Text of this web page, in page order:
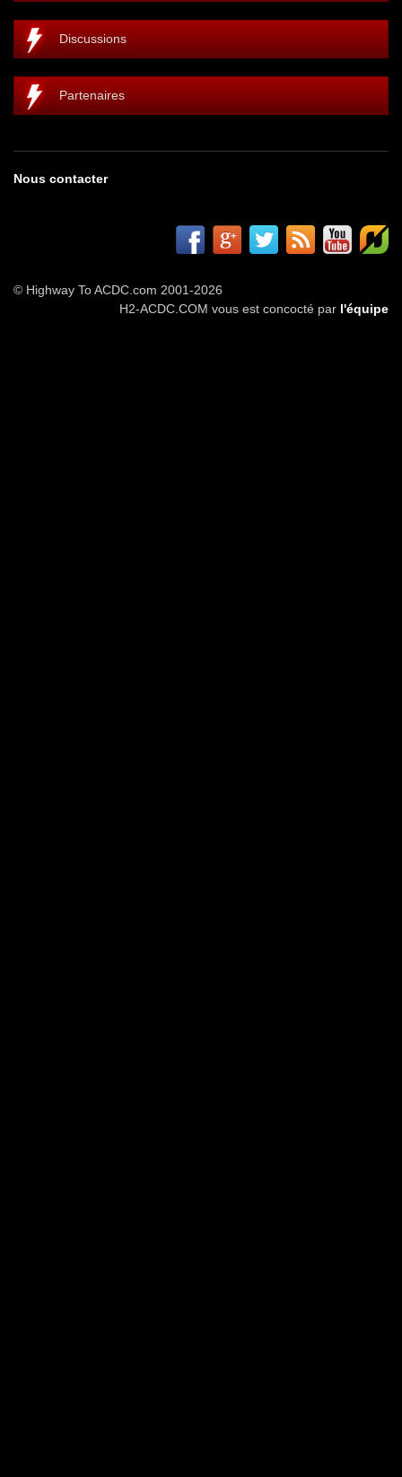
Discussions
Partenaires
Nous contacter
© Highway To ACDC.com 2001-2026
H2-ACDC.COM vous est concocté par l'équipe